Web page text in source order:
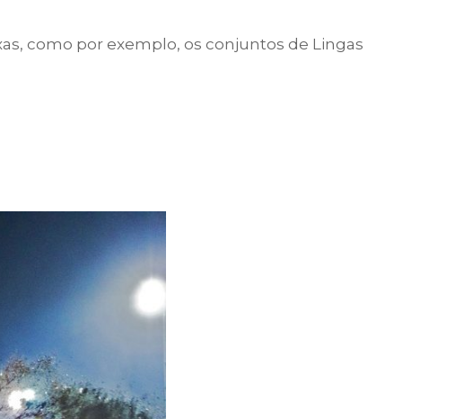
como por exemplo, os conjuntos de Lingas